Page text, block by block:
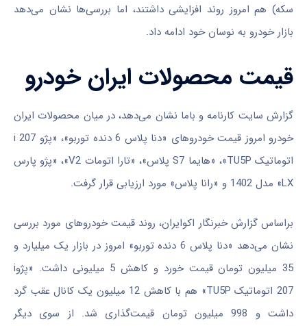
سکه) هم امروز روند افزایشی داشتند، اما بررسی‌ها نشان می‌دهد
بازار خودرو به نوسان خود ادامه داد.
قیمت محصولات ایران خودرو
گزارش سایت کارنامه و باما نشان می‌دهد، در میان محصولات ایران
خودرو امروز قیمت خودروهای «دنا پلاس 6 دنده توربو»، «پژو i 207
اتوماتیک TU5P»، «هایما S7 پلاس»، «تارا اتومات V2»، «پژو پارس
LX» مدل 1402 و «رانا پلاس» مورد ارزیابی قرار گرفت.
براساس گزارش خبرنگار اکوایران، روند قیمت خودروهای مورد بررسی
نشان می‌دهد «دنا پلاس 6 دنده توربو» امروز در بازار یک میلیارد و
35 میلیون تومان قیمت خورد و کاهش 5 میلیونی داشت. «پژوi
207 اتوماتیک TU5P» هم با کاهش 12 میلیون یک کانال عقب گرد
داشت و 998 میلیون تومان قیمت‌گذاری شد. از سوی دیگر